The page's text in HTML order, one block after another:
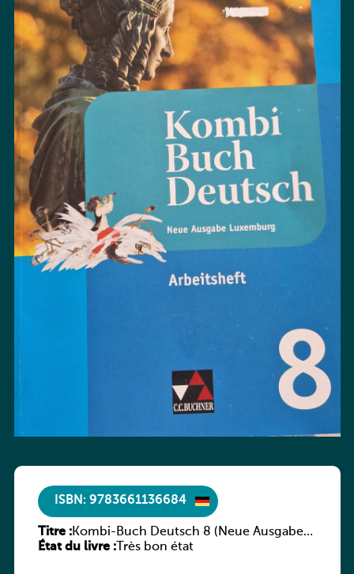
ISBN: 9783661136684
Titre :Kombi-Buch Deutsch 8 (Neue Ausgabe
Luxemburg)
État du livre :Très bon état